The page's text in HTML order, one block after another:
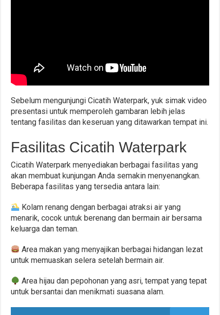
Sebelum mengunjungi Cicatih Waterpark, yuk simak video
presentasi untuk memperoleh gambaran lebih jelas
tentang fasilitas dan keseruan yang ditawarkan tempat ini.
Fasilitas Cicatih Waterpark
Cicatih Waterpark menyediakan berbagai fasilitas yang
akan membuat kunjungan Anda semakin menyenangkan.
Beberapa fasilitas yang tersedia antara lain:
Kolam renang dengan berbagai atraksi air yang
menarik, cocok untuk berenang dan bermain air bersama
keluarga dan teman.
Area makan yang menyajikan berbagai hidangan lezat
untuk memuaskan selera setelah bermain air.
Area hijau dan pepohonan yang asri, tempat yang tepat
untuk bersantai dan menikmati suasana alam.